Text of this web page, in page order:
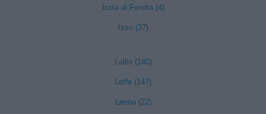
Isola di Fondra (4)
Isso (37)
Lallio (140)
Leffe (147)
Lenna (22)